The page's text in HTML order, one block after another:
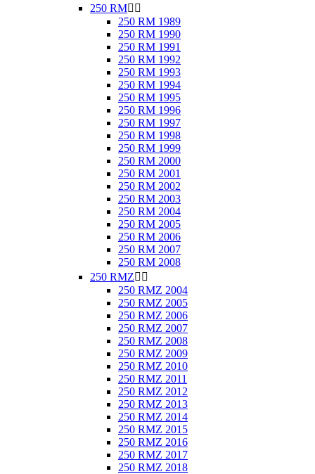
250 RM 
250 RM 1989
250 RM 1990
250 RM 1991
250 RM 1992
250 RM 1993
250 RM 1994
250 RM 1995
250 RM 1996
250 RM 1997
250 RM 1998
250 RM 1999
250 RM 2000
250 RM 2001
250 RM 2002
250 RM 2003
250 RM 2004
250 RM 2005
250 RM 2006
250 RM 2007
250 RM 2008
250 RMZ 
250 RMZ 2004
250 RMZ 2005
250 RMZ 2006
250 RMZ 2007
250 RMZ 2008
250 RMZ 2009
250 RMZ 2010
250 RMZ 2011
250 RMZ 2012
250 RMZ 2013
250 RMZ 2014
250 RMZ 2015
250 RMZ 2016
250 RMZ 2017
250 RMZ 2018